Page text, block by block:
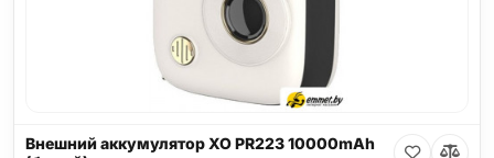
Внешний аккумулятор XO PR223 10000mAh